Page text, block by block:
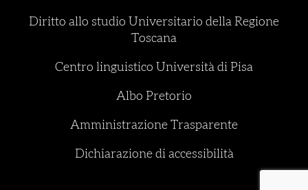
Diritto allo studio Universitario della Regione
Toscana
Centro linguistico Università di Pisa
Albo Pretorio
Amministrazione Trasparente
Dichiarazione di accessibilità